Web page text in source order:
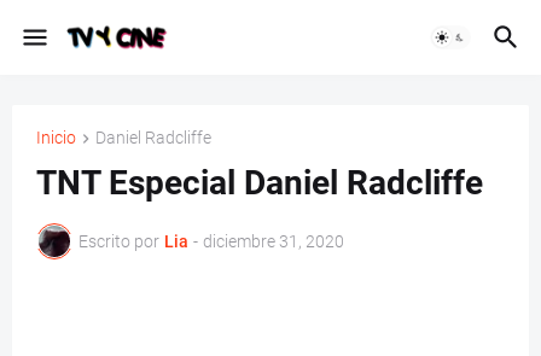
Inicio Daniel Radcliffe
TNT Especial Daniel Radcliffe
Escrito por Lia - diciembre 31, 2020